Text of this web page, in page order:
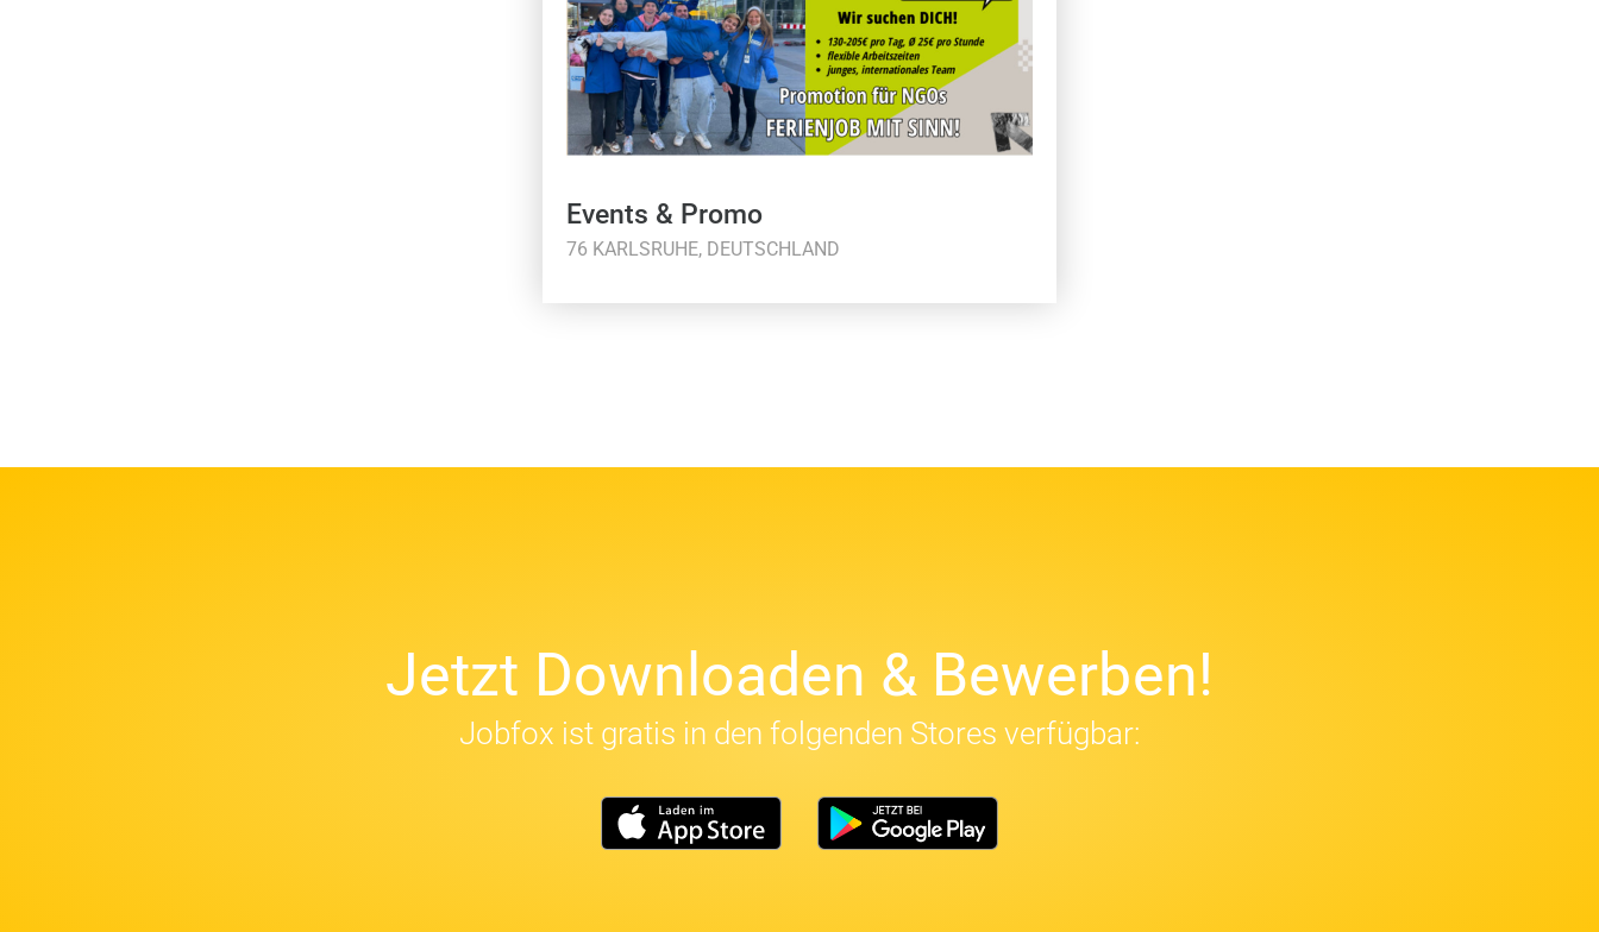
Events & Promo
76 KARLSRUHE, DEUTSCHLAND
Jetzt Downloaden & Bewerben!
Jobfox ist gratis in den folgenden Stores verfügbar: